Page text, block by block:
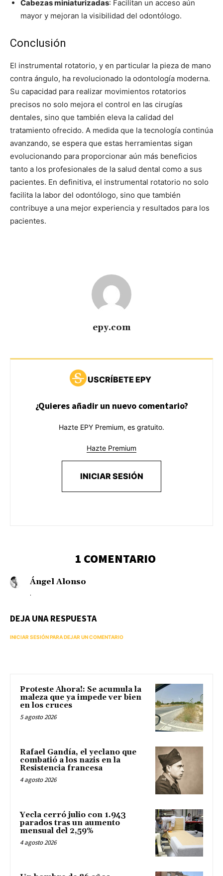
Cabezas miniaturizadas: Facilitan un acceso aún
mayor y mejoran la visibilidad del odontólogo.
Conclusión
El instrumental rotatorio, y en particular la pieza de mano
contra ángulo, ha revolucionado la odontología moderna.
Su capacidad para realizar movimientos rotatorios
precisos no solo mejora el control en las cirugías
dentales, sino que también eleva la calidad del
tratamiento ofrecido. A medida que la tecnología continúa
avanzando, se espera que estas herramientas sigan
evolucionando para proporcionar aún más beneficios
tanto a los profesionales de la salud dental como a sus
pacientes. En definitiva, el instrumental rotatorio no solo
facilita la labor del odontólogo, sino que también
contribuye a una mejor experiencia y resultados para los
pacientes.
epy.com
USCRÍBETE EPY
¿Quieres añadir un nuevo comentario?
Hazte EPY Premium, es gratuito.
Hazte Premium
INICIAR SESIÓN
1 COMENTARIO
Ángel Alonso
.
DEJA UNA RESPUESTA
INICIAR SESIÓN PARA DEJAR UN COMENTARIO
Proteste Ahora!: Se acumula la
maleza que ya impede ver bien
en los cruces
5 agosto 2026
Rafael Gandía, el yeclano que
combatió a los nazis en la
Resistencia francesa
4 agosto 2026
Yecla cerró julio con 1.943
parados tras un aumento
mensual del 2,59%
4 agosto 2026